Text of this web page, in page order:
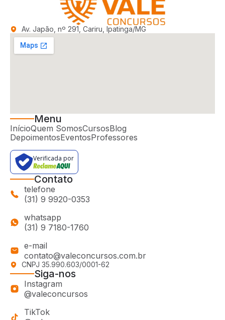
Av. Japão, nº 291, Cariru, Ipatinga/MG
Menu
InícioQuem SomosCursosBlog
DepoimentosEventosProfessores
Verificada por
Contato
telefone
(31) 9 9920-0353
whatsapp
(31) 9 7180-1760
e-mail
contato@valeconcursos.com.br
CNPJ 35.990.603/0001-62
Siga-nos
Instagram
@valeconcursos
TikTok